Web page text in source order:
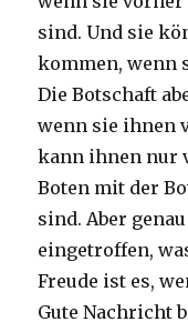
sind. Und sie
kommen, wenn
Die Botschaft
wenn sie ihnen
kann ihnen nur
Boten mit der
sind. Aber
eingetroffen,
Freude ist es,
Gute Nachricht